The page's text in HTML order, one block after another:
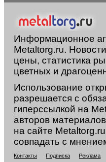
Информационное
Metaltorg.ru.
цены, статистика
цветных и
Использование
разрешается с
гиперссылкой на
авторов
на сайте
совпадать с
Контакты Подписка Реклама